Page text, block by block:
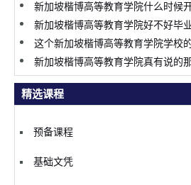
新加坡楷博高等教育学院什么时候
新加坡楷博高等教育学院好不好毕业
这个新加坡楷博高等教育学院学校
新加坡楷博高等教育学院真有说的
精选课程
预备课程
基础文凭